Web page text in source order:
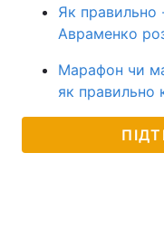
Як правильно
Авраменко
Марафон чи
як правильно